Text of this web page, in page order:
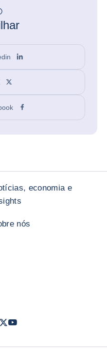
economia e
nós
TwitterYoutube